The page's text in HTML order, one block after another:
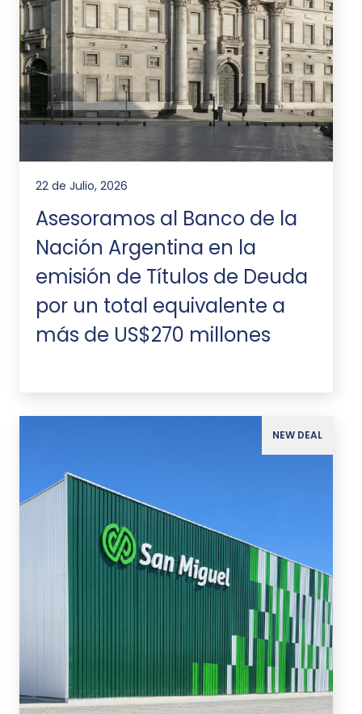
22 de Julio, 2026
Asesoramos al Banco de la
Nación Argentina en la
emisión de Títulos de Deuda
por un total equivalente a
más de US$270 millones
NEW DEAL